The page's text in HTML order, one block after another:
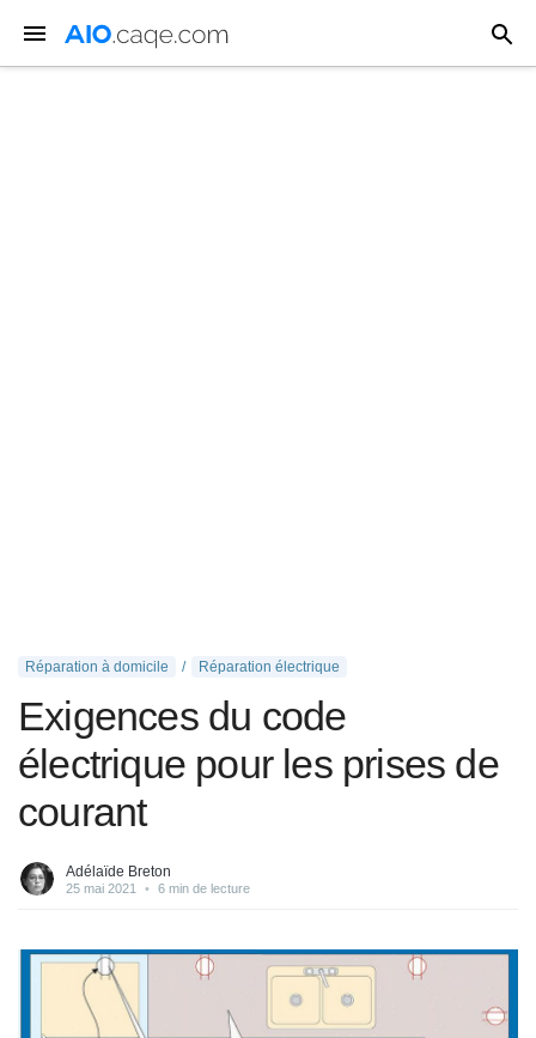
Réparation à domicile Réparation électrique
Exigences du code
électrique pour les prises de
courant
Adélaïde Breton
25 mai 2021 • 6 min de lecture